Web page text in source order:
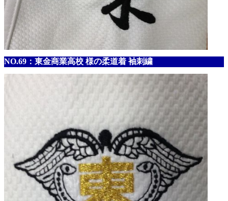
NO.69：東金商業高校 様の柔道着 袖刺繍